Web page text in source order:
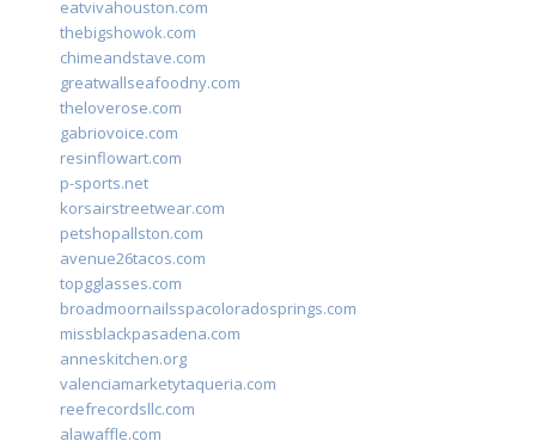
eatvivahouston.com
thebigshowok.com
chimeandstave.com
greatwallseafoodny.com
theloverose.com
gabriovoice.com
resinflowart.com
p-sports.net
korsairstreetwear.com
petshopallston.com
avenue26tacos.com
topgglasses.com
broadmoornailsspacoloradosprings.com
missblackpasadena.com
anneskitchen.org
valenciamarketytaqueria.com
reefrecordsllc.com
alawaffle.com